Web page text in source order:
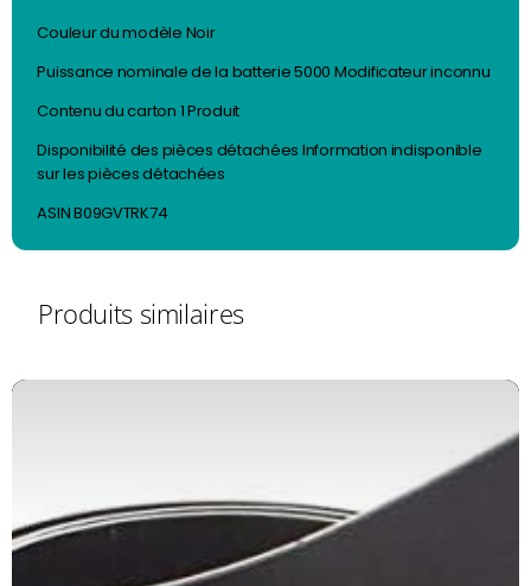
Couleur du modèle ‎Noir
Puissance nominale de la batterie ‎5000 Modificateur inconnu
Contenu du carton ‎1 Produit
Disponibilité des pièces détachées ‎Information indisponible
sur les pièces détachées
ASIN B09GVTRK74
Produits similaires